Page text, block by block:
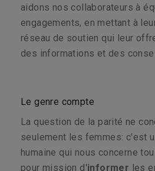
aidons nos collaborateurs à
engagements, en mettant à
réseau de soutien qui leur
des informations et des
Le genre compte
La question de la parité ne
seulement les femmes: c'est
humaine qui nous concerne
pour mission d'informer les